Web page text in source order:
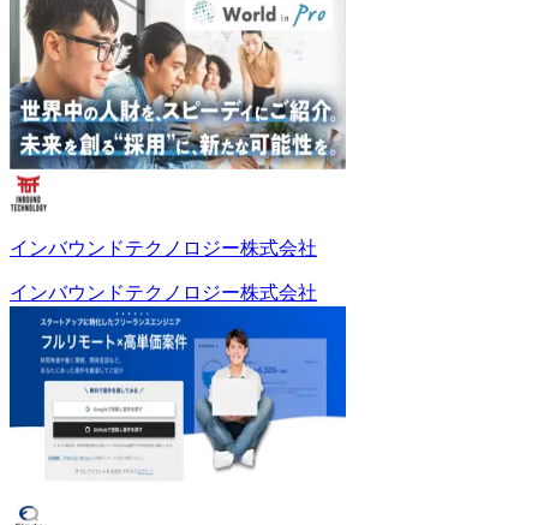
インバウンドテクノロジー株式会社
インバウンドテクノロジー株式会社